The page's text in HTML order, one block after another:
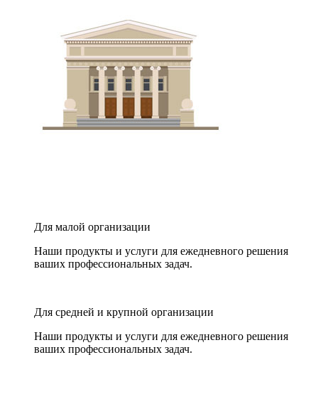
Для малой организации
Наши продукты и услуги для ежедневного решения
ваших профессиональных задач.
Для средней и крупной организации
Наши продукты и услуги для ежедневного решения
ваших профессиональных задач.